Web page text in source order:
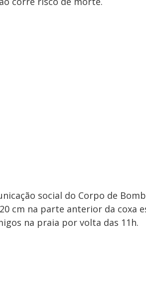
social do Corpo de
cm na parte anterior da coxa
na praia por volta das 11h.